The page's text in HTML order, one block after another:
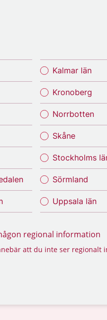
Kalmar län
Kronoberg
Norrbotten
Skåne
Stockholms
Sörmland
Uppsala län
regional information
att du inte ser regionalt